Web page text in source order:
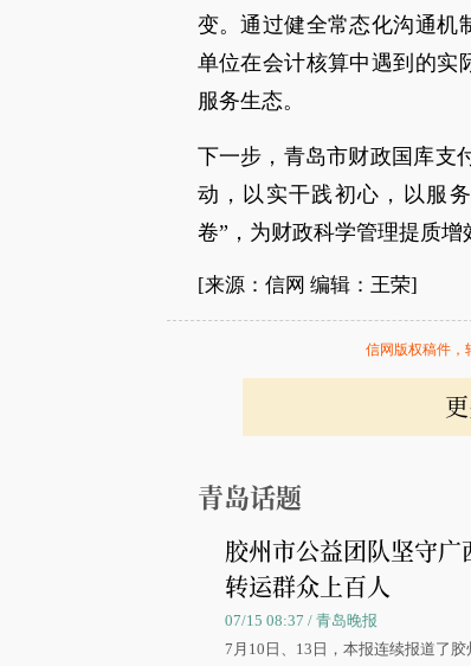
变。通过健全常态化沟通机
单位在会计核算中遇到的实
服务生态。
下一步，青岛市财政国库支
动，以实干践初心，以服
卷”，为财政科学管理提质增
[来源：信网 编辑：王荣]
信网版权稿件，
青岛话题
胶州市公益团队坚守
转运群众上百人
07/15 08:37 / 青岛晚报
7月10日、13日，本报连续报道了